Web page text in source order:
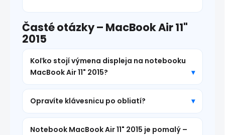
Časté otázky – MacBook Air 11"
2015
Koľko stojí výmena displeja na notebooku
MacBook Air 11" 2015?
Opravíte klávesnicu po obliatí?
Notebook MacBook Air 11" 2015 je pomalý –